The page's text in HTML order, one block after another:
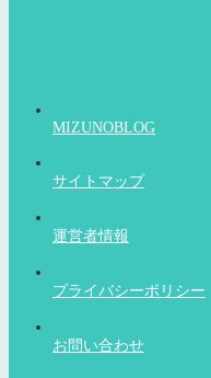
MIZUNOBLOG
サイトマップ
運営者情報
プライバシーポリシー
お問い合わせ